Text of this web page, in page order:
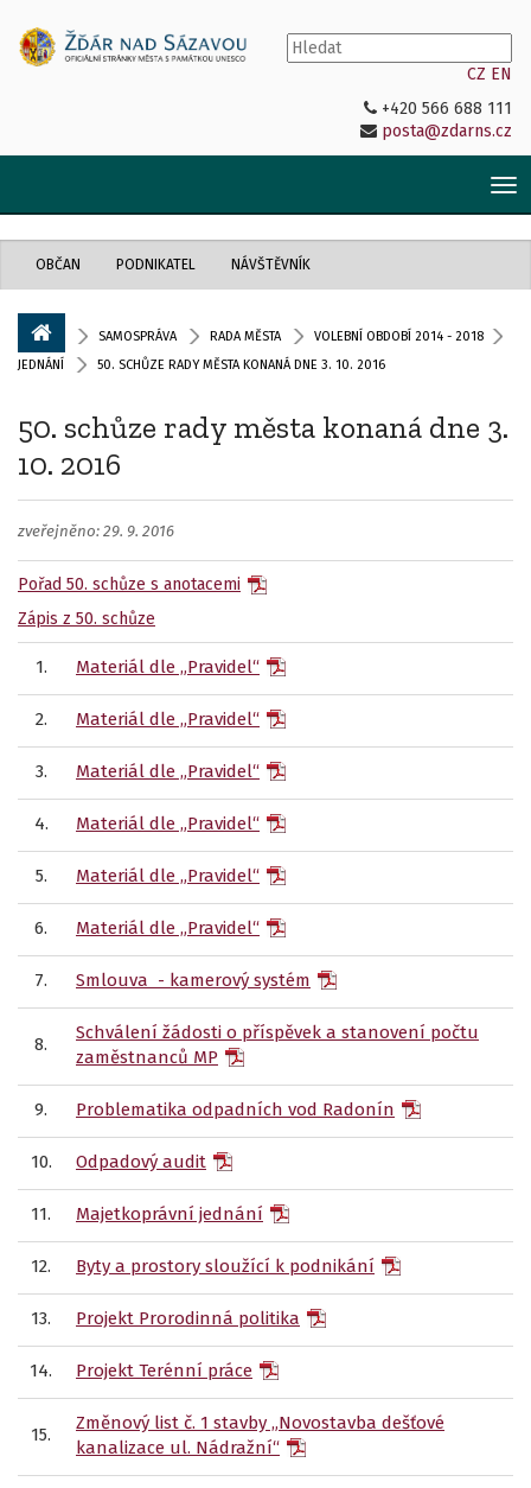
CZ EN
+420 566 688 111
posta@zdarns.cz
OBČAN PODNIKATEL NÁVŠTĚVNÍK
SAMOSPRÁVA RADA MĚSTA
VOLEBNÍ OBDOBÍ 2014 - 2018
JEDNÁNÍ
50. SCHŮZE RADY MĚSTA KONANÁ DNE 3. 10. 2016
50. schůze rady města konaná dne 3.
10. 2016
zveřejněno: 29. 9. 2016
Pořad 50. schůze s anotacemi
Zápis z 50. schůze
1. Materiál dle „Pravidel“
2. Materiál dle „Pravidel“
3. Materiál dle „Pravidel“
4. Materiál dle „Pravidel“
5. Materiál dle „Pravidel“
6. Materiál dle „Pravidel“
7. Smlouva - kamerový systém
8.
Schválení žádosti o příspěvek a stanovení počtu
zaměstnanců MP
9. Problematika odpadních vod Radonín
10. Odpadový audit
11. Majetkoprávní jednání
12. Byty a prostory sloužící k podnikání
13. Projekt Prorodinná politika
14. Projekt Terénní práce
15.
Změnový list č. 1 stavby „Novostavba dešťové
kanalizace ul. Nádražní“